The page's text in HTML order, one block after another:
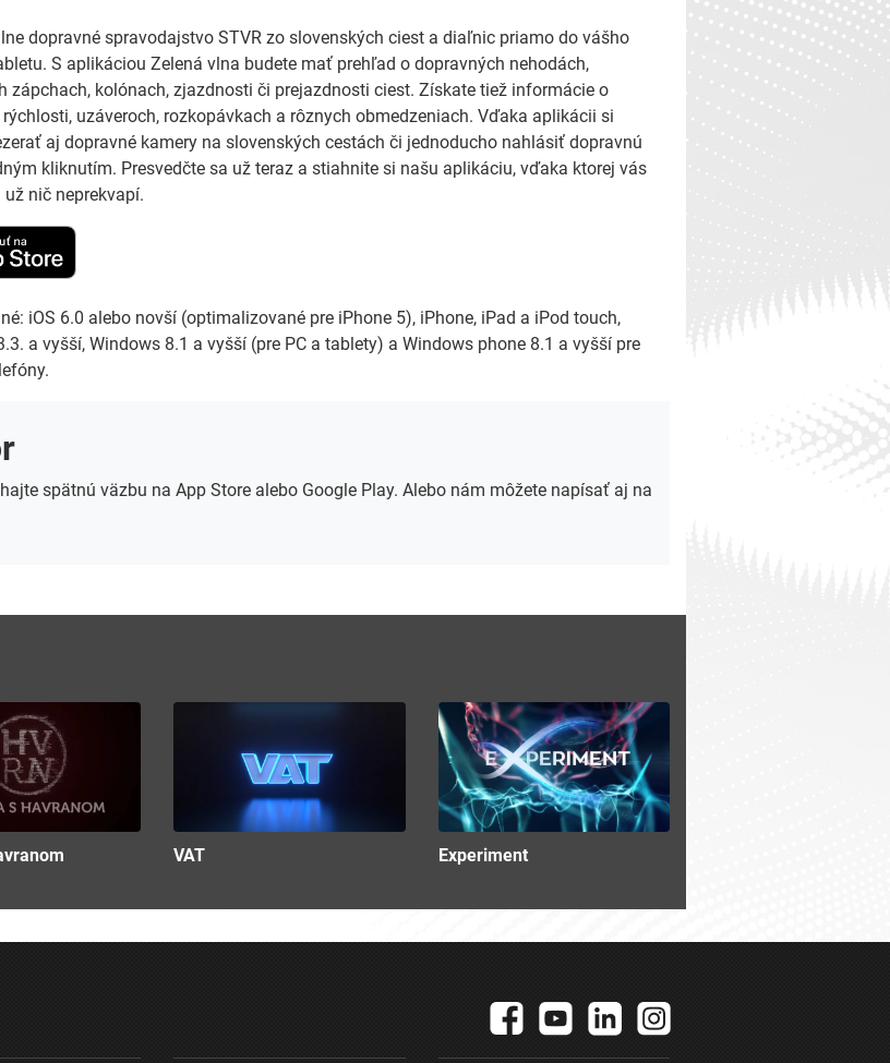
dopravné spravodajstvo STVR zo slovenských ciest a diaľnic priamo do vášho
S aplikáciou Zelená vlna budete mať prehľad o dopravných nehodách,
zápchach, kolónach, zjazdnosti či prejazdnosti ciest. Získate tiež informácie o
uzáveroch, rozkopávkach a rôznych obmedzeniach. Vďaka aplikácii si
aj dopravné kamery na slovenských cestách či jednoducho nahlásiť dopravnú
kliknutím. Presvedčte sa už teraz a stiahnite si našu aplikáciu, vďaka ktorej vás
už nič neprekvapí.
iOS 6.0 alebo novší (optimalizované pre iPhone 5), iPhone, iPad a iPod touch,
a vyšší, Windows 8.1 a vyšší (pre PC a tablety) a Windows phone 8.1 a vyšší pre
spätnú väzbu na App Store alebo Google Play. Alebo nám môžete napísať aj na
VAT Experiment